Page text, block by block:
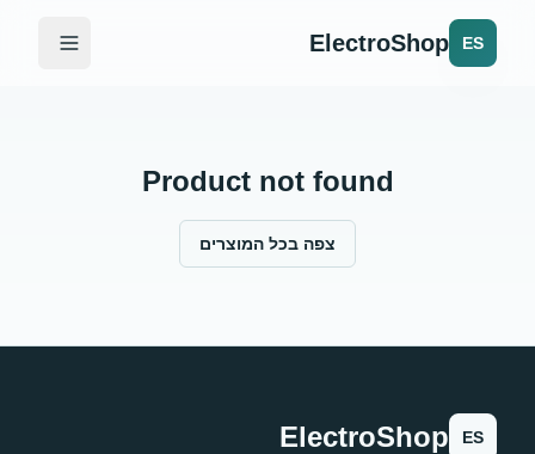
ES
ElectroShop
Product not found
צפה בכל המוצרים
ES
ElectroShop